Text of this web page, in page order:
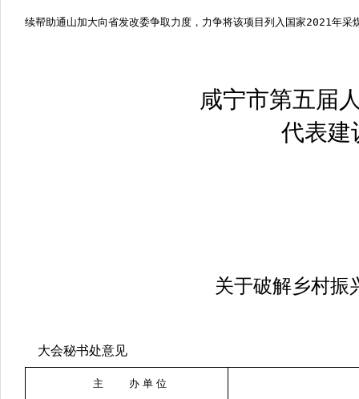
续帮助通山加大向省发改委争取力度，力争将该项目列入国家2021年采
咸宁市第五届
代表建
关于破解乡村振
大会秘书处意见
主 办 单 位